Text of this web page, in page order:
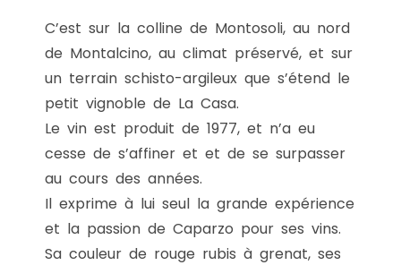
C’est sur la colline de Montosoli, au nord
de Montalcino, au climat préservé, et sur
un terrain schisto-argileux que s’étend le
petit vignoble de La Casa.
Le vin est produit de 1977, et n’a eu
cesse de s’affiner et et de se surpasser
au cours des années.
Il exprime à lui seul la grande expérience
et la passion de Caparzo pour ses vins.
Sa couleur de rouge rubis à grenat, ses